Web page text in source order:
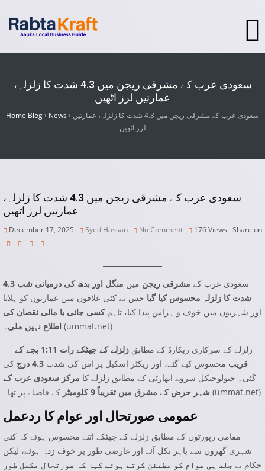
سعودی عرب کے مشرقی ریجن میں 4.3 شدت کا زلزلہ،
عمارتیں لرز اٹھیں
Home Blog› News › سعودی عرب کے مشرقی ریجن میں 4.3 شدت کا زلزلہ، عمارتیں
لرز اٹھیں
سعودی عرب کے مشرقی ریجن میں 4.3 شدت کا زلزلہ،
عمارتیں لرز اٹھیں
December 17, 2025 Syed Hassan No Comment 176Views Share on
سعودی عرب کے مشرقی ریجن میں
منگل اور بدھ کی درمیانی شب 4.3
شدت کا زلزلہ محسوس کیا گیا جس نے کئی علاقوں میں عمارتوں کو ہلایا
اور شہریوں میں خوف و ہراس پیدا کیا، تاہمکسی جانی یا مالی نقصان کی
اطلاع نہیں ملی۔ (ummat.net)
زلزلے کے سرکاری ریکارڈ کے مطابق
زلزلے کے جھٹکے رات 1:11 بجے کے
قریب محسوس کیے گئے، اور ریکٹر اسکیل پر اس کی شدت 4.3 درج
کی
گئی۔ جیولوجیکل سروے اتھارٹی کے مطابق زلزلے کا مرکز سعودی عرب کے
شہر حرض کے مشرق میں تقریباً 9 کلومیٹر کے فاصلے پر تھا۔ (ummat.net)
عمومی صورتحال اور عوام کا ردعمل
مقامی رپورٹوں کے مطابق زلزلے کے جھٹکے اتنے محسوس ہوئے کہ کئی
شہری گھروں سے باہر نکل آئے اور عارضی طور پر خوف زدہ ہوئے، لیکن
حکام نے جلد ہی عوام کو مطمئن کرتے ہوئے کہا کہ صورتحال مکمل طور